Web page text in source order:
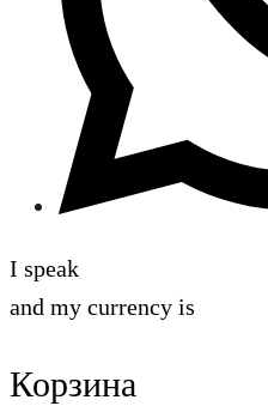
I speak
and my currency is
Корзина